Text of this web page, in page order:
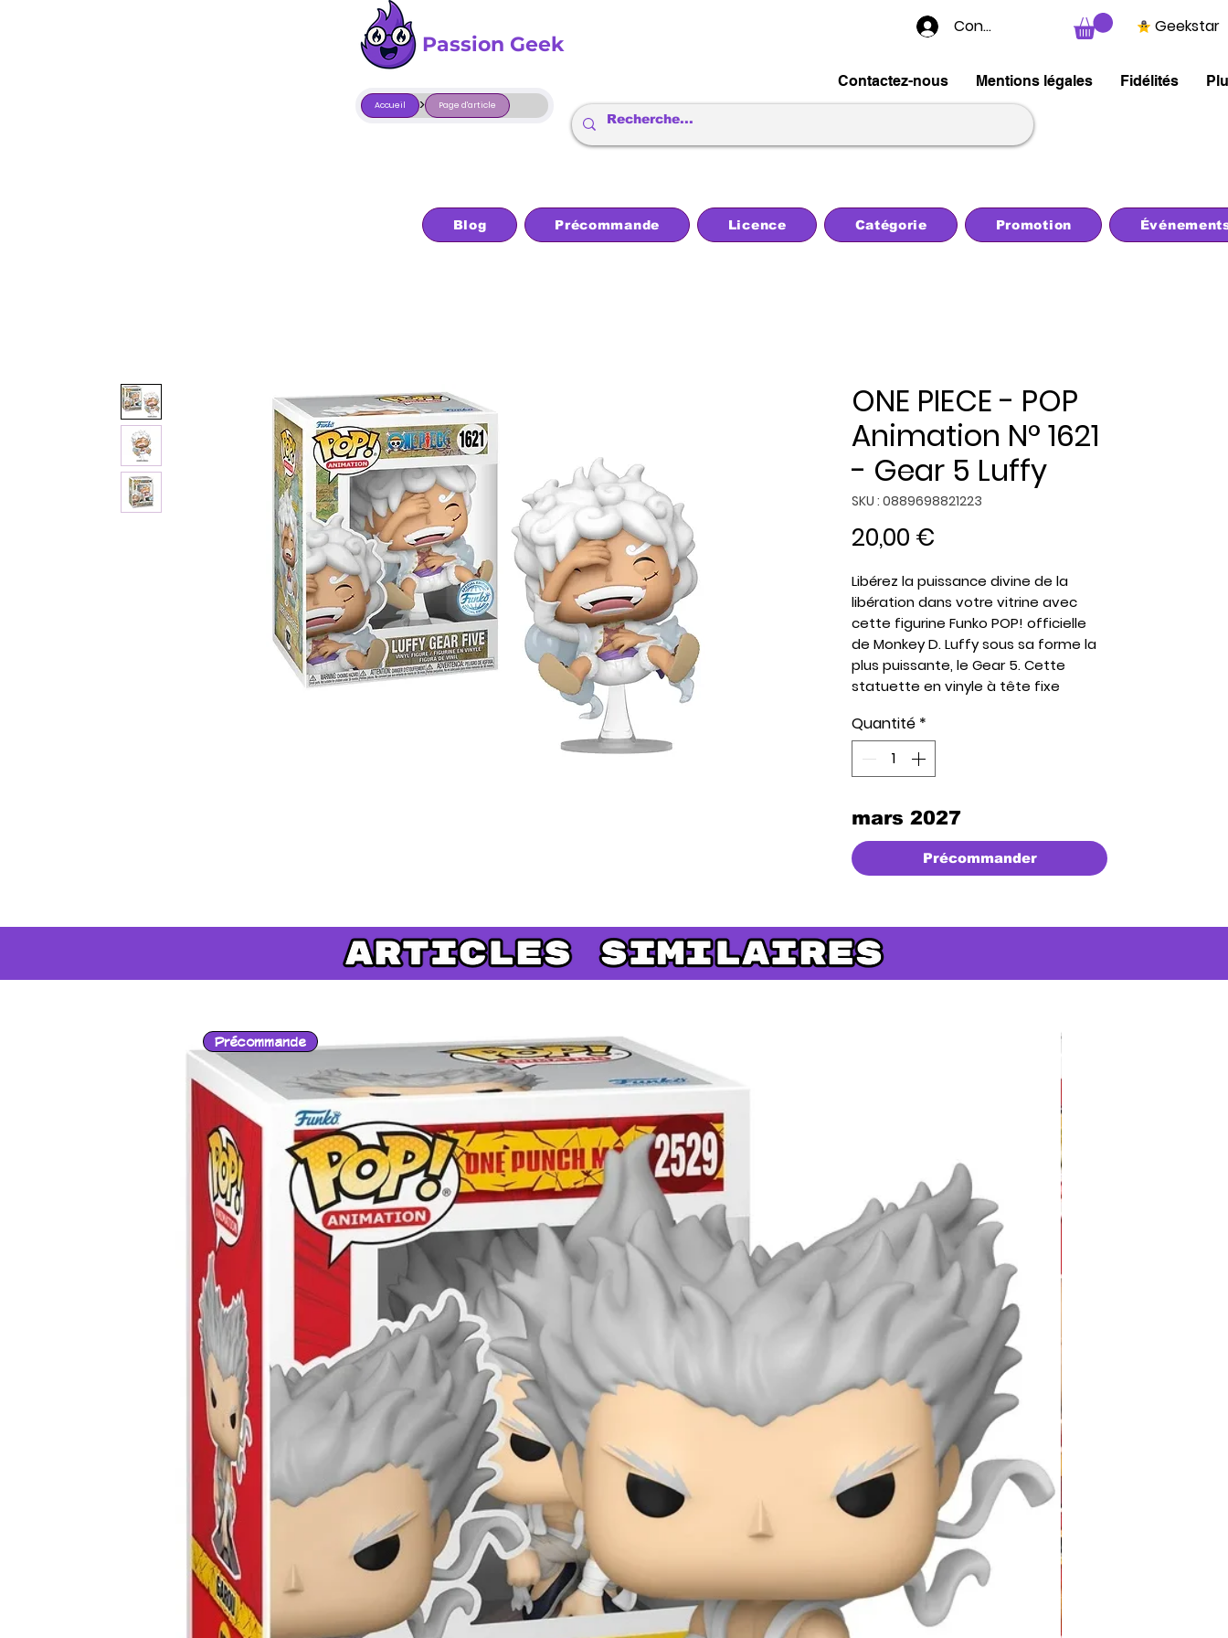
Passion Geek
Accueil > Page d'article
Connexion Geekstar
Contactez-nous Mentions légales Fidélités
Blog Précommande Licence Catégorie Promotion
ONE PIECE - POP
Animation N° 1621
- Gear 5 Luffy
SKU : 0889698821223
20,00 €
Libérez la puissance divine de la
libération dans votre vitrine avec
cette figurine Funko POP! officielle
de Monkey D. Luffy sous sa forme la
plus puissante, le Gear 5. Cette
statuette en vinyle à tête fixe
de paille enveloppé de ses nuages
de fumée mystiques, prêt à
repousser toutes les limites de
victoire.
Quantité *
mars 2027
Précommander
Précommande